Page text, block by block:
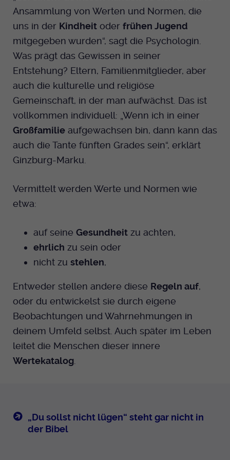
Ansammlung von Werten und Normen, die
uns in der Kindheit oder frühen Jugend
mitgegeben wurden“, sagt die Psychologin.
Was prägt das Gewissen in seiner
Entstehung? Eltern, Familienmitglieder, aber
auch die kulturelle und religiöse
Gemeinschaft, in der man aufwächst. Das ist
vollkommen individuell: „Wenn ich in einer
Großfamilie aufgewachsen bin, dann kann das
auch die Tante fünften Grades sein“, erklärt
Ginzburg-Marku.
Vermittelt werden Werte und Normen wie
etwa:
auf seine Gesundheit zu achten,
ehrlich zu sein oder
nicht zu stehlen,
Entweder stellen andere diese Regeln auf,
oder du entwickelst sie durch eigene
Beobachtungen und Wahrnehmungen in
deinem Umfeld selbst. Auch später im Leben
leitet die Menschen dieser innere
Wertekatalog
„Du sollst nicht lügen“ steht gar nicht in
der Bibel
Laufzeit
Bei Ausahl nur essentieller Cookies wird
dieser Cookie am Ende der Sitzung
Zweck
Dient zur Speicherung der Cookie Opt-In
Einstellungen. Eine optionale Nummer
nach dem Namen gibt lediglich eine
Versionsnummer an.